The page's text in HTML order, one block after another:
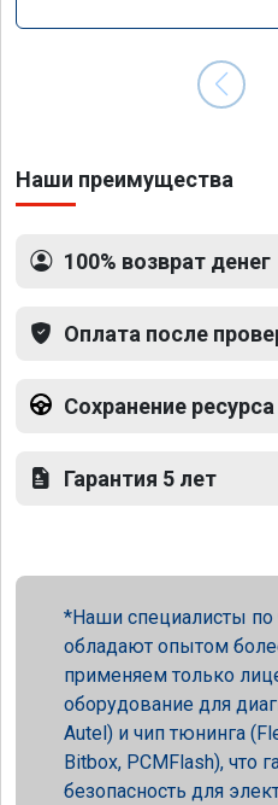
Наши преимущества
100% возврат денег
Оплата после
Сохранение ресурса
Гарантия 5 лет
Наши специалисты по
обладают опытом
применяем только
оборудование для
Autel) и чип тюнинга
Bitbox, PCMFlash), что
безопасность для